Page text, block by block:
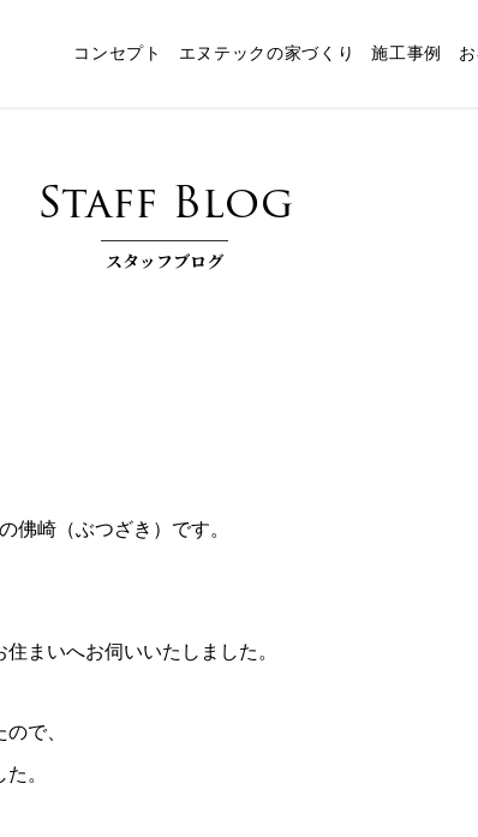
コンセプト エヌテックの家づくり 施工事例
Staff Blog
スタッフブログ
崎（ぶつざき）です。
まいへお伺いいたしました。
で、
。